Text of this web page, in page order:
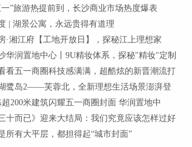
一”旅游热提前到，长沙商业市场热度爆表
| 湖景公寓，永远贵得有道理
·湘江府【工地开放日】，探秘江上理想家
华润置地中心丨9U精妆体系，探秘"精妆"定制
看五一商圈科技感满满，超酷炫的新晋潮流打
鹭岛2——芙蓉北，全新理想生活场景澎湃登
超200米建筑闪耀五一商圈封面 华润置地中
三十而已》迎来大结局：我们究竟应该怎样过好
所有大平层，都担得起“城市封面”